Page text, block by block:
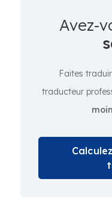
Avez-
Faites
traducteur